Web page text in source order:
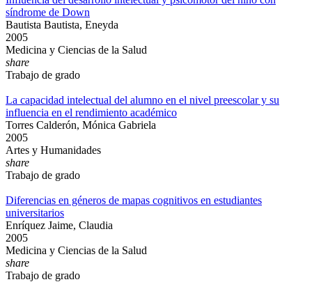
síndrome de Down
Bautista Bautista, Eneyda
2005
Medicina y Ciencias de la Salud
share
Trabajo de grado
La capacidad intelectual del alumno en el nivel preescolar y su
influencia en el rendimiento académico
Torres Calderón, Mónica Gabriela
2005
Artes y Humanidades
share
Trabajo de grado
Diferencias en géneros de mapas cognitivos en estudiantes
universitarios
Enríquez Jaime, Claudia
2005
Medicina y Ciencias de la Salud
share
Trabajo de grado